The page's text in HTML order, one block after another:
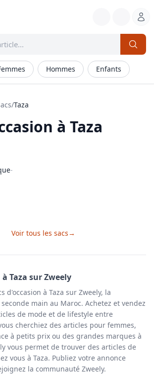
Hommes Enfants
/Taza
à Taza
-
Voir tous les sacs→
à Taza sur Zweely
d'occasion à Taza sur Zweely, la
main au Maroc. Achetez et vendez
de mode et de lifestyle entre
cherchiez des articles pour femmes,
à petits prix ou des grandes marques à
vous permet de trouver des articles de
vous à Taza. Publiez votre annonce
la communauté Zweely.